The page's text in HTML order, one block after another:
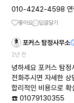
010-4242-4598 연
좋아요 답글달기
포커스 탐정사무소
2년 전
녕하세요 포커스 탐
전화주시면 자세한
합리적인 비용으로
☎️ 01079130355